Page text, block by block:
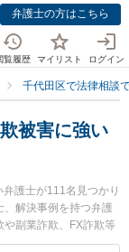
弁護士の方はこちら
覧履歴 マイリスト ログイン
千代田区で法律相談
被害に強い
護士が111名見つかり
、解決事例を持つ弁護
副業詐欺、FX詐欺等
々木勝洋法律事務所の